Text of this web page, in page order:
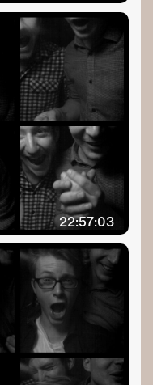
22:57:03